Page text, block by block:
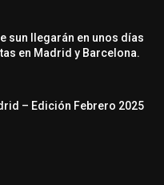
sun llegarán en unos días
en Madrid y Barcelona.
– Edición Febrero 2025